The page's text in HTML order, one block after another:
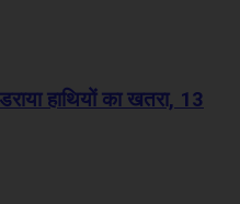
हाथियों का खतरा, 13